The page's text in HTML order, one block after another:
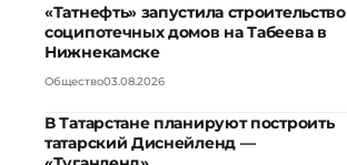
«Татнефть» запустила строительство
соципотечных домов на Табеева в
Нижнекамске
Общество03.08.2026
В Татарстане планируют построить
татарский Диснейленд —